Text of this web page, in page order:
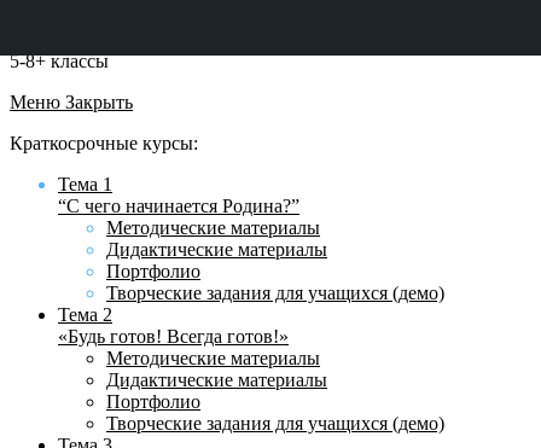
5-8+ классы
Меню Закрыть
Краткосрочные курсы:
Тема 1
“С чего начинается Родина?”
Методические материалы
Дидактические материалы
Портфолио
Творческие задания для учащихся (демо)
Тема 2
«Будь готов! Всегда готов!»
Методические материалы
Дидактические материалы
Портфолио
Творческие задания для учащихся (демо)